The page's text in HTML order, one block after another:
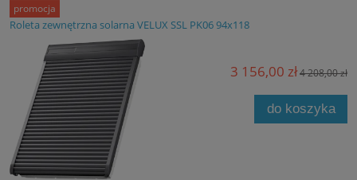
Roleta zewnętrzna solarna VELUX SSL PK06 94x118
3 156,00 zł4 208,00 zł
do koszyka
promocja